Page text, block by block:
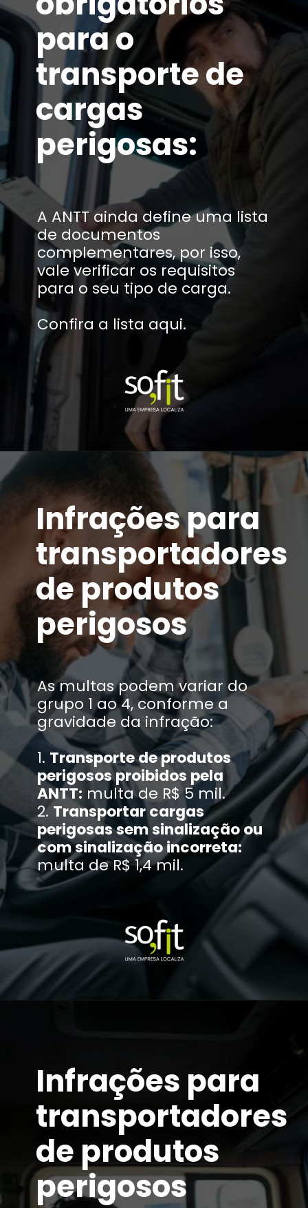
A ANTT ainda define uma lista
de documentos
complementares, por isso,
vale verificar os requisitos
para o seu tipo de carga.
Confira a lista aqui.
para o
transporte de
cargas
perigosas:
As multas podem variar do
grupo 1 ao 4, conforme a
gravidade da infração:
1. Transporte de produtos
perigosos proibidos pela
ANTT: multa de R$ 5 mil.
2.Transportar cargas
perigosas sem sinalização ou
com sinalização incorreta:
multa de R$ 1,4 mil.
Infrações para
transportadores
de produtos
perigosos
Infrações para
transportadores
de produtos
perigosos